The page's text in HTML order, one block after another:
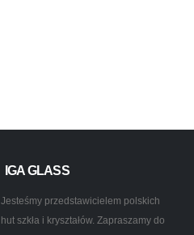
IGA GLASS
Jesteśmy przedstawicielem polskich
hut szkła i kryształów. Zapraszamy do